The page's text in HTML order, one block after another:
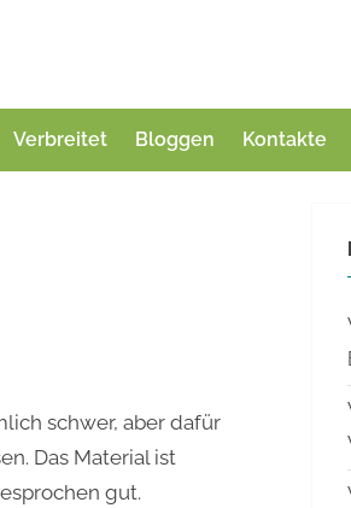
Verbreitet Bloggen Kontakte
schwer, aber dafür
Das Material ist
gut.